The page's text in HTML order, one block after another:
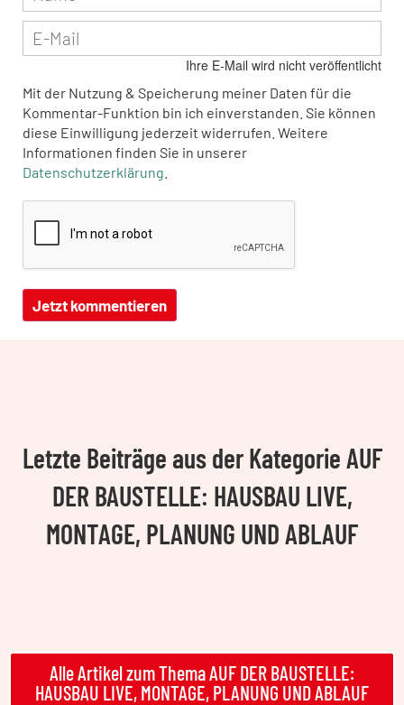
Ihre E-Mail wird nicht veröffentlicht
Mit der Nutzung & Speicherung meiner Daten für die
Kommentar-Funktion bin ich einverstanden. Sie können
diese Einwilligung jederzeit widerrufen. Weitere
Informationen finden Sie in unserer
Datenschutzerklärung
Letzte Beiträge aus der Kategorie AUF
DER BAUSTELLE: HAUSBAU LIVE,
MONTAGE, PLANUNG UND ABLAUF
Alle Artikel zum Thema AUF DER BAUSTELLE:
HAUSBAU LIVE, MONTAGE, PLANUNG UND ABLAUF